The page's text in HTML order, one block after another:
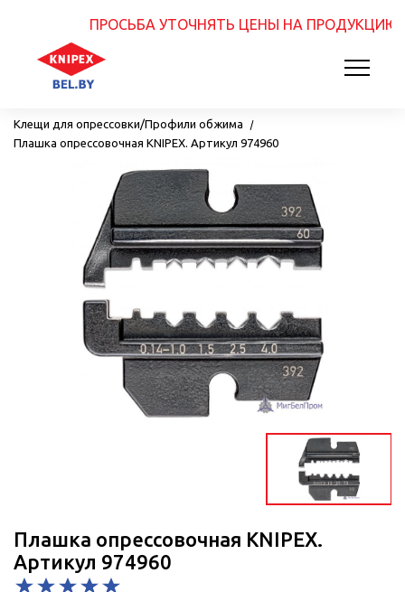
ПРОСЬБА УТОЧНЯТЬ ЦЕНЫ НА ПРОДУКЦИЮ.
Клещи для опрессовки/Профили обжима
Плашка опрессовочная KNIPEX. Артикул 974960
Плашка опрессовочная KNIPEX.
Артикул 974960